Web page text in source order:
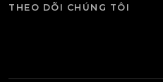
THEO DÕI CHÚNG TÔI